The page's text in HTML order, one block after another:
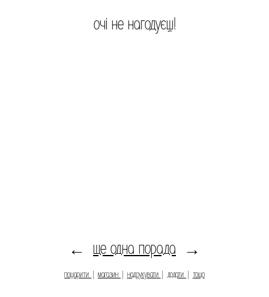
очi не нагодуєш!
← ще одна порада →
пошарити магазин надрукувати додати тощо